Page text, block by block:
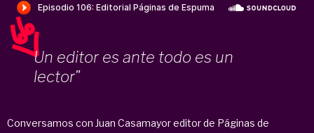
Un editor es ante todo es un
lector"
Conversamos con Juan Casamayor editor de Páginas de